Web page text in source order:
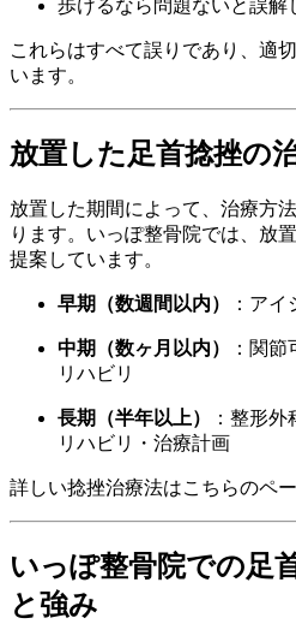
歩けるなら問題ないと誤解
これらはすべて誤りであり、適
います。
放置した足首捻挫の
放置した期間によって、治療方
ります。いっぽ整骨院では、放
提案しています。
早期（数週間以内） ：ア
中期（数ヶ月以内）
：関
リハビリ
長期（半年以上）
：整形
リハビリ・治療計画
詳しい捻挫治療法はこちらのペ
いっぽ整骨院での足
と強み